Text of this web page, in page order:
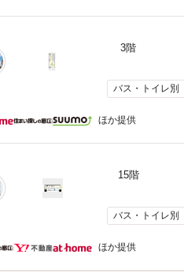
3階
バス・トイレ別
ほか提供
15階
バス・トイレ別
ほか提供